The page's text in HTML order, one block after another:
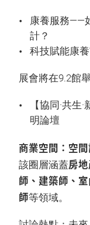
康養服務——
計？
科技賦能康
展會將在9.2館
【協同·共生
明論壇
商業空間：空
該圈層涵蓋房
師、建築師、
師等領域。